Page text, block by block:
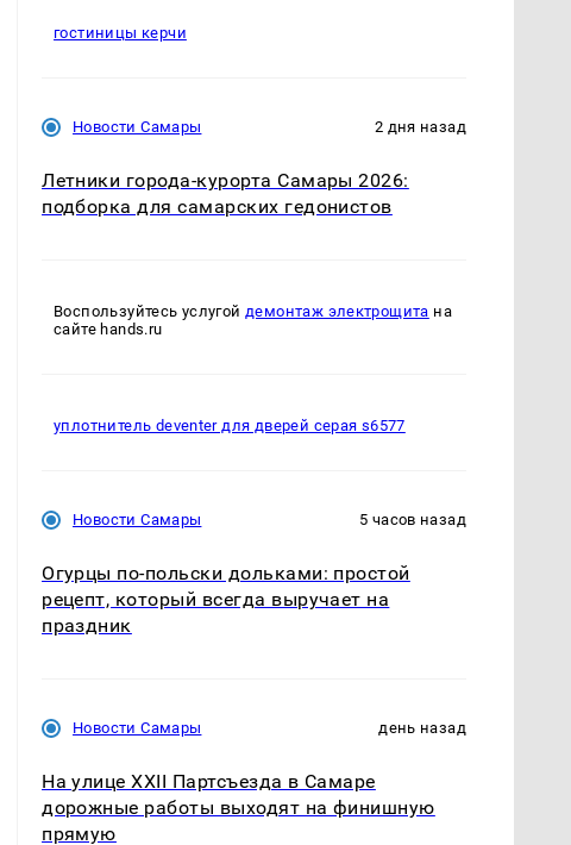
гостиницы керчи
Новости Самары 2 дня назад
Летники города-курорта Самары 2026:
подборка для самарских гедонистов
Воспользуйтесь услугойдемонтаж электрощита на
сайте hands.ru
уплотнитель deventer для дверей серая s6577
Новости Самары 5 часов назад
Огурцы по‑польски дольками: простой
рецепт, который всегда выручает на
праздник
Новости Самары день назад
На улице XXII Партсъезда в Самаре
дорожные работы выходят на финишную
прямую